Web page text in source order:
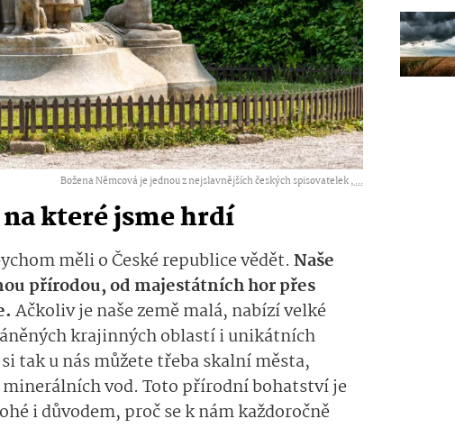
Božena Němcová je jednou z nejslavnějších českých spisovatelek ,...
které jsme hrdí
měli o České republice vědět. Naše
přírodou, od majestátních hor přes
Ačkoliv je naše země malá, nabízí velké
krajinných oblastí i unikátních
tak u nás můžete třeba skalní města,
vod. Toto přírodní bohatství je
i důvodem, proč se k nám každoročně